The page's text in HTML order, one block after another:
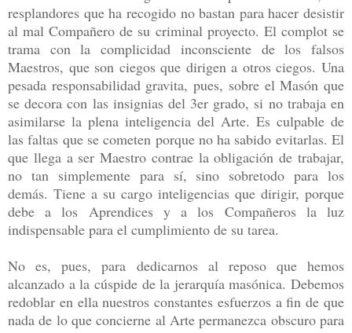
resplandores que ha recogido no bastan para hacer desistir
al mal Compañero de su criminal proyecto. El complot se
trama con la complicidad inconsciente de los falsos
Maestros, que son ciegos que dirigen a otros ciegos. Una
pesada responsabilidad gravita, pues, sobre el Masón que
se decora con las insignias del 3er grado, si no trabaja en
asimilarse la plena inteligencia del Arte. Es culpable de
las faltas que se cometen porque no ha sabido evitarlas. El
que llega a ser Maestro contrae la obligación de trabajar,
no tan simplemente para sí, sino sobretodo para los
demás. Tiene a su cargo inteligencias que dirigir, porque
debe a los Aprendices y a los Compañeros la luz
indispensable para el cumplimiento de su tarea.
No es, pues, para dedicarnos al reposo que hemos
alcanzado a la cúspide de la jerarquía masónica. Debemos
redoblar en ella nuestros constantes esfuerzos a fin de que
nada de lo que concierne al Arte permanezca obscuro para